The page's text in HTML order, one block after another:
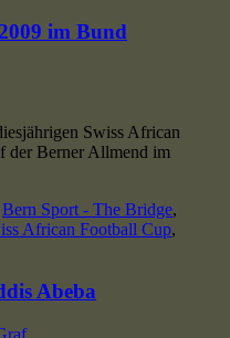
im Bund
Swiss African
der Berner Allmend im
Bern Sport - The Bridge,
African Football Cup,
Abeba